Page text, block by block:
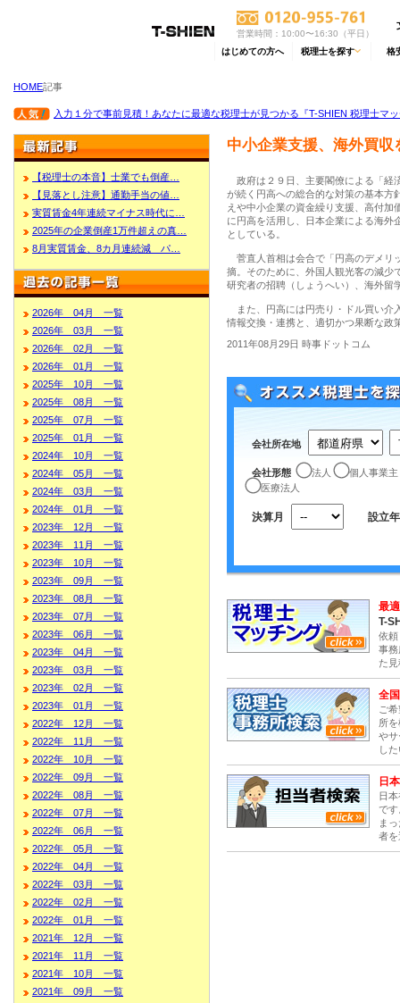
営業時間：10:00〜16:30（平日）
はじめての方へ 税理士を探す 格
HOME記事
入力１分で事前見積！あなたに最適な税理士が見つかる『T-SHIEN 税理士マ
【税理士の本音】士業でも倒産…
【見落とし注意】通勤手当の値…
実質賃金4年連続マイナス時代に…
2025年の企業倒産1万件超えの真…
8月実質賃金、8カ月連続減 パ…
2026年 04月 一覧
2026年 03月 一覧
2026年 02月 一覧
2026年 01月 一覧
2025年 10月 一覧
2025年 08月 一覧
2025年 07月 一覧
2025年 01月 一覧
2024年 10月 一覧
2024年 05月 一覧
2024年 03月 一覧
2024年 01月 一覧
2023年 12月 一覧
2023年 11月 一覧
2023年 10月 一覧
2023年 09月 一覧
2023年 08月 一覧
2023年 07月 一覧
2023年 06月 一覧
2023年 04月 一覧
2023年 03月 一覧
2023年 02月 一覧
2023年 01月 一覧
2022年 12月 一覧
2022年 11月 一覧
2022年 10月 一覧
2022年 09月 一覧
2022年 08月 一覧
2022年 07月 一覧
2022年 06月 一覧
2022年 05月 一覧
2022年 04月 一覧
2022年 03月 一覧
2022年 02月 一覧
2022年 01月 一覧
2021年 12月 一覧
2021年 11月 一覧
2021年 10月 一覧
2021年 09月 一覧
中小企業支援、海外買
政府は２９日、主要閣僚による「経
が続く円高への総合的な対策の基本方
えや中小企業の資金繰り支援、高付
に円高を活用し、日本企業による海外
としている。
菅直人首相は会合で「円高のデメリ
摘。そのために、外国人観光客の減少
研究者の招聘（しょうへい）、海外留
また、円高には円売り・ドル買い介
情報交換・連携と、適切かつ果断な政
2011年08月29日 時事ドットコム
会社所在地
会社形態 法人
個人事業主
医療法人
決算月 設立年
最適
T-
依頼
事務
た
全
ご
所
やサ
し
日
日
です
ま
者を